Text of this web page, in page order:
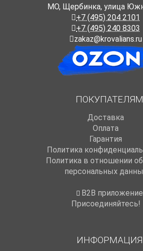
МО, Щербинка, улица
+7 (495) 204 2101
+7 (495) 240 8303
zakaz@krovalians.ru
ПОКУПАТЕЛЯМ
Доставка
Оплата
Гарантия
Политика
Политика в отношении
персональных
B2B приложение
Присоединяйтесь!
ИНФОРМАЦИЯ